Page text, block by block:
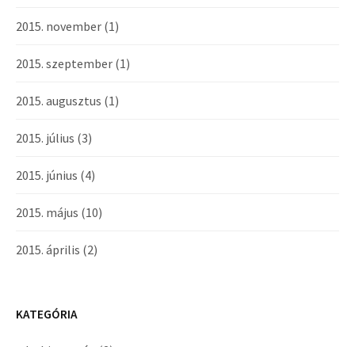
2015. november (1)
2015. szeptember (1)
2015. augusztus (1)
2015. július (3)
2015. június (4)
2015. május (10)
2015. április (2)
KATEGÓRIA